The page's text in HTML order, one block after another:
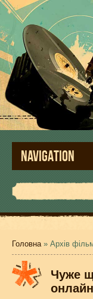
NAVIGATION
Головна» Архів
Чуже
онлайн